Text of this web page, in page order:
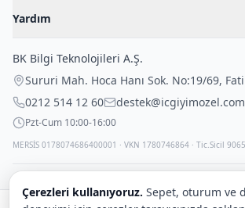
İç Giyim Rehberi
Fantazi İç Giyim
Çocuk İç Giyim
Outlet Fırsatları
Yardım
İade Politikası
Gizli Paketleme
BK Bilgi Teknolojileri A.Ş.
Sururi Mah. Hoca Hanı Sok. No:19/69,
0212 514 12 60
destek@icgiyimozel.com
Pzt-Cum 10:00-16:00
MERSİS 0178074686400001 · VKN 1780746864 · Tic.Sicil
Çerezleri kullanıyoruz. Sepet, oturum ve